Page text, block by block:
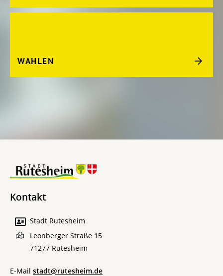
WAHLEN
Kontakt
Stadt Rutesheim
Leonberger Straße 15
71277 Rutesheim
E-Mail stadt@rutesheim.de